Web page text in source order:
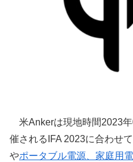
米Ankerは現地時間2023
催されるIFA 2023に合わせ
やポータブル電源、家庭用